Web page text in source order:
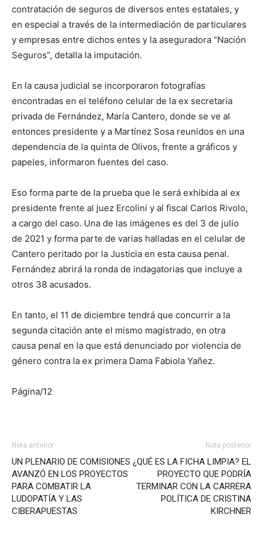
contratación de seguros de diversos entes estatales, y
en especial a través de la intermediación de particulares
y empresas entre dichos entes y la aseguradora “Nación
Seguros”, detalla la imputación.
En la causa judicial se incorporaron fotografías
encontradas en el teléfono celular de la ex secretaria
privada de Fernández, María Cantero, donde se ve al
entonces presidente y a Martínez Sosa reunidos en una
dependencia de la quinta de Olivos, frente a gráficos y
papeles, informaron fuentes del caso.
Eso forma parte de la prueba que le será exhibida al ex
presidente frente al juez Ercolini y al fiscal Carlos Rivolo,
a cargo del caso. Una de las imágenes es del 3 de julio
de 2021 y forma parte de varias halladas en el celular de
Cantero peritado por la Justicia en esta causa penal.
Fernández abrirá la ronda de indagatorias que incluye a
otros 38 acusados.
En tanto, el 11 de diciembre tendrá que concurrir a la
segunda citación ante el mismo magistrado, en otra
causa penal en la que está denunciado por violencia de
género contra la ex primera Dama Fabiola Yañez.
Página/12
Nota anterior
UN PLENARIO DE COMISIONES
AVANZÓ EN LOS PROYECTOS
PARA COMBATIR LA
LUDOPATÍA Y LAS
CIBERAPUESTAS
Nota posterior
¿QUÉ ES LA FICHA LIMPIA? EL
PROYECTO QUE PODRÍA
TERMINAR CON LA CARRERA
POLÍTICA DE CRISTINA
KIRCHNER